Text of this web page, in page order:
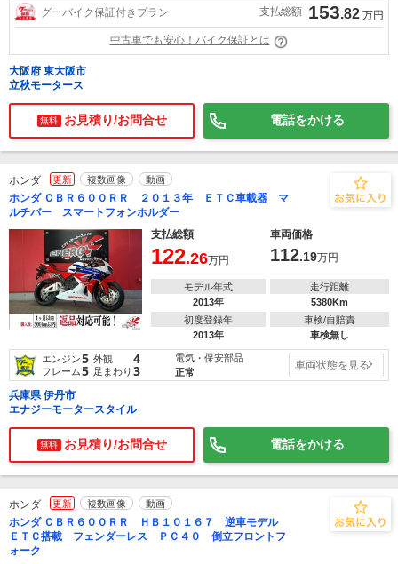
グーバイク保証付きプラン 支払総額 153.82 万円
中古車でも安心！バイク保証とは
大阪府 東大阪市
立秋モータース
無料 お見積り/お問合せ 電話をかける
ホンダ 更新 複数画像 動画
ホンダ ＣＢＲ６００ＲＲ ２０１３年 ＥＴＣ車載器 マ
ルチバー スマートフォンホルダー
支払総額
車両価格
122.26万円 112.19万円
モデル年式
2013年
走行距離
5380Km
初度登録年
2013年
車検/自賠責
車検無し
エンジン5 外観 4
フレーム5 足まわり 3
電気・保安部品
正常
車両状態を見る
兵庫県 伊丹市
エナジーモータースタイル
無料 お見積り/お問合せ 電話をかける
ホンダ 更新 複数画像 動画
ホンダ ＣＢＲ６００ＲＲ ＨＢ１０１６７ 逆車モデル
ＥＴＣ搭載 フェンダーレス ＰＣ４０ 倒立フロントフ
ォーク